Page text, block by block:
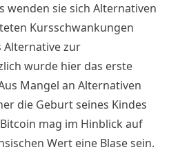
wenden sie sich Alternativen
Kursschwankungen
Alternative zur
wurde hier das erste
Mangel an Alternativen
die Geburt seines Kindes
mag im Hinblick auf
Wert eine Blase sein.